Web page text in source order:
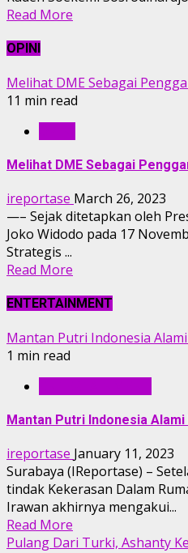
Read More
OPINI
Melihat DME Sebagai
11 min read
Melihat DME Sebagai
ireportase March 26, 2023
—– Sejak ditetapkan oleh
Joko Widodo pada 17
Strategis ...
Read More
ENTERTAINMENT
Mantan Putri Indonesia Alami
1 min read
Mantan Putri Indonesia Alami
ireportase January 11, 2023
Surabaya (IReportase) –
tindak Kekerasan Dalam
Irawan akhirnya mengakui...
Read More
Pulang Dari Turki, Ashanty